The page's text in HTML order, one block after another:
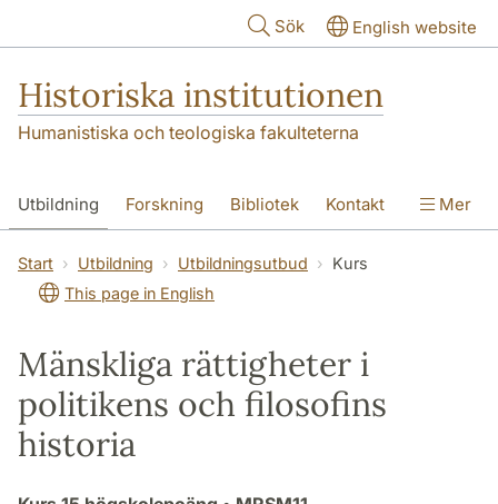
Sök English website
Historiska institutionen
Humanistiska och teologiska fakulteterna
Utbildning Forskning Bibliotek Kontakt
Om institutionen
Mer
Start Utbildning Utbildningsutbud
Kurs
This page in English
Mänskliga rättigheter i
politikens och filosofins
historia